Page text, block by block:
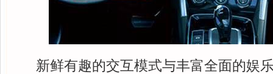
新鲜有趣的交互模式与丰富全面的娱